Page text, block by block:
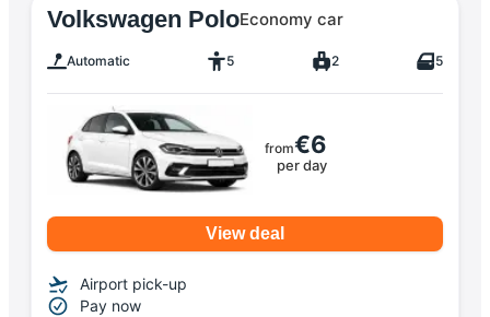
Volkswagen PoloEconomy car
Automatic 5 2 5
from€6
per day
View deal
Airport pick-up
Pay now